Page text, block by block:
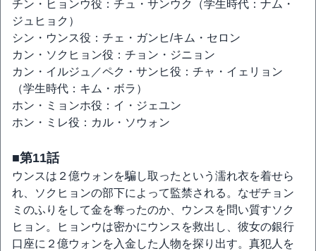
チン・ヒョンウ役：チュ・サンウク（学生時代：ナム・
ジュヒョク）
シン・ウンス役：チェ・ガンヒ/キム・セロン
カン・ソクヒョン役：チョン・ジニョン
カン・イルジュ／ペク・サンヒ役：チャ・イェリョン
（学生時代：キム・ボラ）
ホン・ミョンホ役：イ・ジェユン
ホン・ミレ役：カル・ソウォン
■第11話
ウンスは２億ウォンを騙し取ったという濡れ衣を着せら
れ、ソクヒョンの部下によって監禁される。なぜチョン
ミのふりをして金を奪ったのか、ウンスを問い質すソク
ヒョン。ヒョンウは密かにウンスを救出し、彼女の銀行
口座に２億ウォンを入金した人物を探り出す。真犯人を